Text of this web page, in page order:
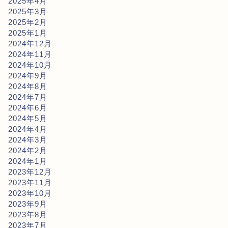
2025年3月
2025年2月
2025年1月
2024年12月
2024年11月
2024年10月
2024年9月
2024年8月
2024年7月
2024年6月
2024年5月
2024年4月
2024年3月
2024年2月
2024年1月
2023年12月
2023年11月
2023年10月
2023年9月
2023年8月
2023年7月